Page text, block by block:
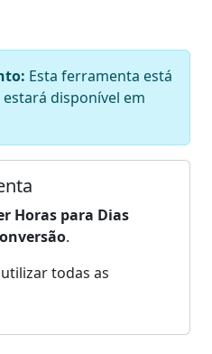
Esta ferramenta está
disponível em
Horas para Dias
.
todas as